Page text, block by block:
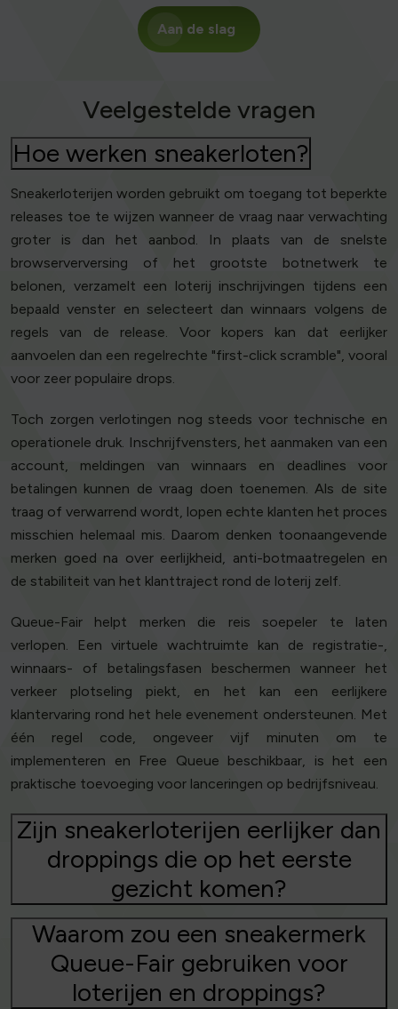
Aan de slag
Veelgestelde vragen
Hoe werken sneakerloten?
Sneakerloterijen worden gebruikt om toegang tot beperkte
releases toe te wijzen wanneer de vraag naar verwachting
groter is dan het aanbod. In plaats van de snelste
browserverversing of het grootste botnetwerk te
belonen, verzamelt een loterij inschrijvingen tijdens een
bepaald venster en selecteert dan winnaars volgens de
regels van de release. Voor kopers kan dat eerlijker
aanvoelen dan een regelrechte "first-click scramble", vooral
voor zeer populaire drops.
Toch zorgen verlotingen nog steeds voor technische en
operationele druk. Inschrijfvensters, het aanmaken van een
account, meldingen van winnaars en deadlines voor
betalingen kunnen de vraag doen toenemen. Als de site
traag of verwarrend wordt, lopen echte klanten het proces
misschien helemaal mis. Daarom denken toonaangevende
merken goed na over eerlijkheid, anti-botmaatregelen en
de stabiliteit van het klanttraject rond de loterij zelf.
Queue-Fair helpt merken die reis soepeler te laten
verlopen. Een virtuele wachtruimte kan de registratie-,
winnaars- of betalingsfasen beschermen wanneer het
verkeer plotseling piekt, en het kan een eerlijkere
klantervaring rond het hele evenement ondersteunen. Met
één regel code, ongeveer vijf minuten om te
implementeren en Free Queue beschikbaar, is het een
praktische toevoeging voor lanceringen op bedrijfsniveau.
Zijn sneakerloterijen eerlijker dan
droppings die op het eerste
gezicht komen?
Waarom zou een sneakermerk
Queue-Fair gebruiken voor
loterijen en droppings?